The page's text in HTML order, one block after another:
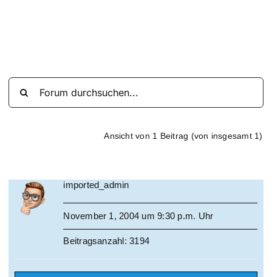
Ansicht von 1 Beitrag (von insgesamt 1)
imported_admin
November 1, 2004 um 9:30 p.m. Uhr
Beitragsanzahl: 3194